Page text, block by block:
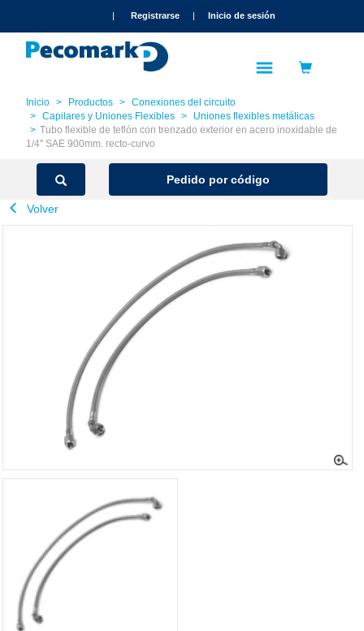
| Registrarse | Inicio de sesión
Inicio Productos
Conexiones del circuito
Capilares y Uniones Flexibles
Uniones flexibles metálicas
Tubo flexible de teflón con trenzado exterior en acero inoxidable de
1/4" SAE 900mm. recto-curvo
Pedido por código
Volver